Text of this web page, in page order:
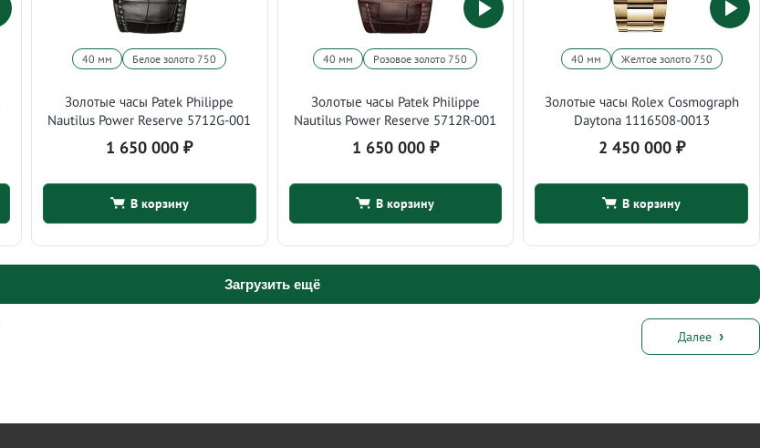
40 мм Белое золото 750
Золотые часы Patek Philippe
Nautilus Power Reserve 5712G-001
1 650 000₽
В корзину
40 мм Розовое золото 750
Золотые часы Patek Philippe
Nautilus Power Reserve 5712R-001
1 650 000 ₽
В корзину
40 мм Желтое золото 750
Золотые часы Rolex Cosmograph
Daytona 1116508-0013
2 450 000 ₽
В корзину
Загрузить ещё
Далее